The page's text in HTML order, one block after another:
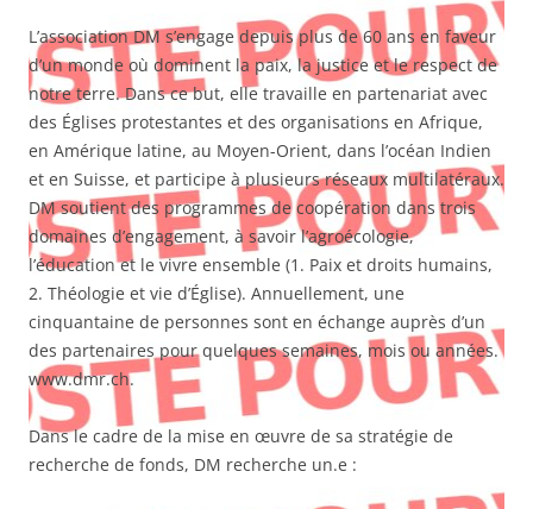
L’association DM s’engage depuis plus de 60 ans en faveur
d’un monde où dominent la paix, la justice et le respect de
notre terre. Dans ce but, elle travaille en partenariat avec
des Églises protestantes et des organisations en Afrique,
en Amérique latine, au Moyen-Orient, dans l’océan Indien
et en Suisse, et participe à plusieurs réseaux multilatéraux.
DM soutient des programmes de coopération dans trois
domaines d’engagement, à savoir l’agroécologie,
l’éducation et le vivre ensemble (1. Paix et droits humains,
2. Théologie et vie d’Église). Annuellement, une
cinquantaine de personnes sont en échange auprès d’un
des partenaires pour quelques semaines, mois ou années.
www.dmr.ch.
Dans le cadre de la mise en œuvre de sa stratégie de
recherche de fonds, DM recherche un.e :